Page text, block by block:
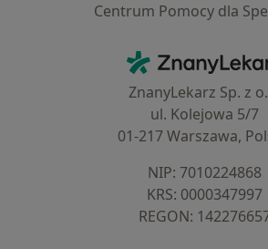
Centrum Pomocy dla
ZnanyLekarz Sp. z
ul. Kolejowa 5/7
01-217 Warszawa,
NIP: ⁠7010224868
KRS: ⁠0000347997
REGON: